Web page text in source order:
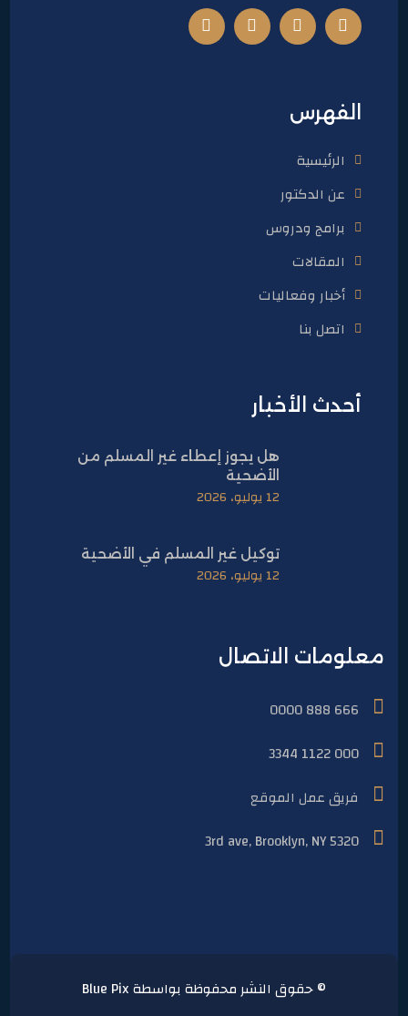
الفهرس
الرئيسية
عن الدكتور
برامج ودروس
المقالات
أخبار وفعاليات
اتصل بنا
أحدث الأخبار
هل يجوز إعطاء غير المسلم من
الأضحية
12 يوليو، 2026
توكيل غير المسلم في الأضحية
12 يوليو، 2026
معلومات الاتصال
666 888 0000
000 1122 3344
فريق عمل الموقع
5320 3rd ave, Brooklyn, NY
© حقوق النشر محفوظة بواسطة Blue Pix